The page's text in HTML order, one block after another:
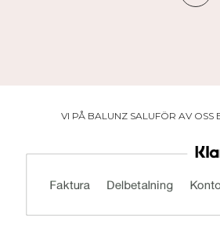
VI PÅ BALUNZ SALUFÖR AV OSS